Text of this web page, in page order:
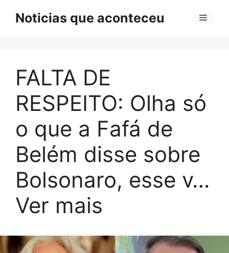
Noticias que aconteceu Menu
FALTA DE
RESPEITO: Olha só
o que a Fafá de
Belém disse sobre
Bolsonaro, esse v…
Ver mais